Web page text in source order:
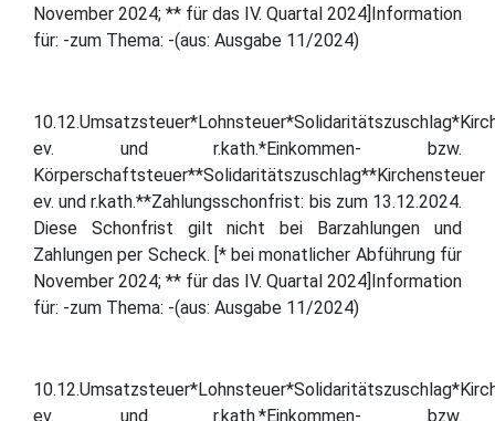
November 2024; ** für das IV. Quartal 2024]Information
für: -zum Thema: -(aus: Ausgabe 11/2024)
ev. und r.kath.*Einkommen- bzw.
Körperschaftsteuer**Solidaritätszuschlag**Kirchensteuer
ev. und r.kath.**Zahlungsschonfrist: bis zum 13.12.2024.
Diese Schonfrist gilt nicht bei Barzahlungen und
Zahlungen per Scheck. [* bei monatlicher Abführung für
November 2024; ** für das IV. Quartal 2024]Information
für: -zum Thema: -(aus: Ausgabe 11/2024)
ev. und r.kath.*Einkommen- bzw.